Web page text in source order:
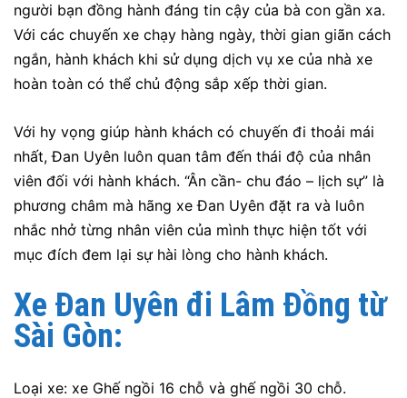
người bạn đồng hành đáng tin cậy của bà con gần xa.
Với các chuyến xe chạy hàng ngày, thời gian giãn cách
ngắn, hành khách khi sử dụng dịch vụ xe của nhà xe
hoàn toàn có thể chủ động sắp xếp thời gian.
Với hy vọng giúp hành khách có chuyến đi thoải mái
nhất, Đan Uyên luôn quan tâm đến thái độ của nhân
viên đối với hành khách. “Ân cần- chu đáo – lịch sự” là
phương châm mà hãng xe Đan Uyên đặt ra và luôn
nhắc nhở từng nhân viên của mình thực hiện tốt với
mục đích đem lại sự hài lòng cho hành khách.
Xe Đan Uyên đi Lâm Đồng từ
Sài Gòn:
Loại xe: xe Ghế ngồi 16 chỗ và ghế ngồi 30 chỗ.